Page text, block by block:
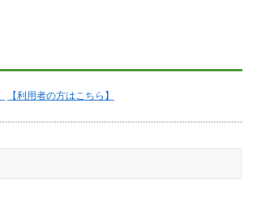
【利用者の方はこちら】